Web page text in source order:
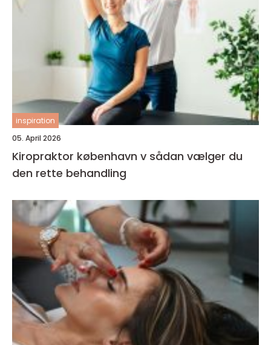
inspiration
05. April 2026
Kiropraktor københavn v sådan vælger du
den rette behandling